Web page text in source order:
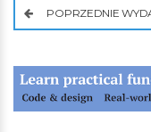
POPRZEDNIE